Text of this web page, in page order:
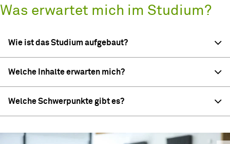
Was erwartet mich im Studium?
Wie ist das Studium aufgebaut?
Welche Inhalte erwarten mich?
Welche Schwerpunkte gibt es?